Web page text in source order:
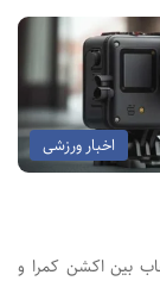
اخبار ورزشی
بین اکشن کمرا و